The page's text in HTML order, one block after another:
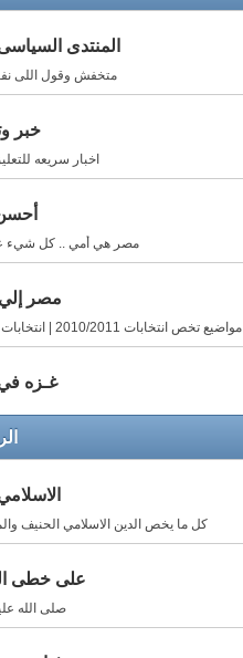
المنتدى
متخفش وقول اللى
خبر
اخبار سريعه
مصر هي أمي .. كل شيء
مصر
مواضيع تخص انتخابات 2010/2011 | انتخابات الرئاسه
غـزه في
كل ما يخص الدين الاسلامي الحنيف
على خطى
صلى الله